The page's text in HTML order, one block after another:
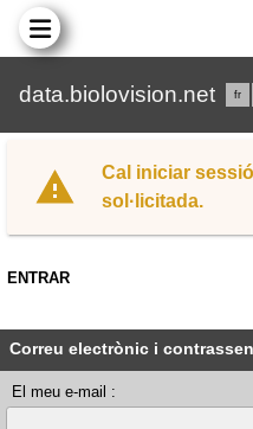
data.biolovision.net fr
Cal iniciar
sol·licitada.
ENTRAR
Correu electrònic i
El meu e-mail :